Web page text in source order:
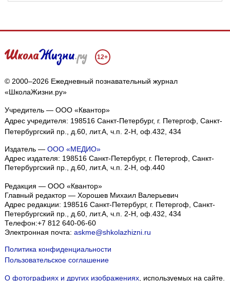
12+
© 2000–2026 Ежедневный познавательный журнал
«ШколаЖизни.ру»
Учредитель — ООО «Квантор»
Адрес учредителя: 198516 Санкт-Петербург, г. Петергоф, Санкт-
Петербургский пр., д.60, лит.А, ч.п. 2-Н, оф.432, 434
Издатель — ООО «МЕДИО»
Адрес издателя: 198516 Санкт-Петербург, г. Петергоф, Санкт-
Петербургский пр., д.60, лит.А, ч.п. 2-Н, оф.440
Редакция — ООО «Квантор»
Главный редактор — Хорошев Михаил Валерьевич
Адрес редакции: 198516 Санкт-Петербург, г. Петергоф Санкт-
Петербургский пр., д.60, лит.А, ч.п. 2-Н, оф.432, 434
Телефон:+7 812 640-06-60
Электронная почта: askme@shkolazhizni.ru
Политика конфиденциальности
Пользовательское соглашение
О фотографиях и других изображениях, используемых на сайте.